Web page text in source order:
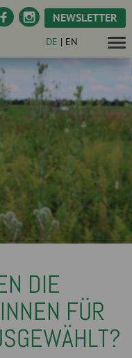
NEWSLETTER
DE | EN
DIE
FÜR